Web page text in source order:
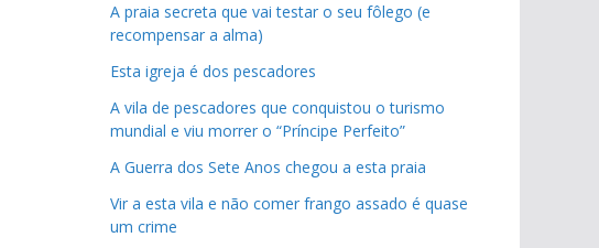
A praia secreta que vai testar o seu fôlego (e
recompensar a alma)
Esta igreja é dos pescadores
A vila de pescadores que conquistou o turismo
mundial e viu morrer o “Príncipe Perfeito”
A Guerra dos Sete Anos chegou a esta praia
Vir a esta vila e não comer frango assado é quase
um crime